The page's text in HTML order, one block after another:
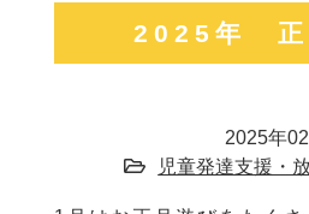
2025年 正
2025年
児童発達支援・